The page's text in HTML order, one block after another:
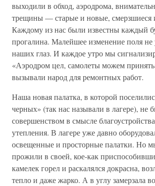
выходили в обход, аэродрома,
трещины — старые и новые, смерзшиеся
Каждому из нас были известны каждый
прогалина. Малейшее изменение поля не
наших глаз. И каждое утро мы
«Аэродром цел, самолеты можем
вызывали народ для ремонтных работ.
Наша новая палатка, в которой
черных» (так нас называли в лагере), не
совершенством в смысле
утепления. В лагере уже давно
освещенные и просторные палатки. Но
прожили в своей, кое-как
камелек горел и раскалялся докрасна,
тепло и даже жарко. А в углу замерзала